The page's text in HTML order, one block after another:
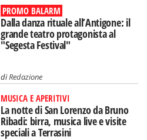
PROMO BALARM
Dalla danza rituale all’Antigone: il
grande teatro protagonista al
"Segesta Festival"
diRedazione
MUSICA E APERITIVI
La notte di San Lorenzo da Bruno
Ribadi: birra, musica live e visite
speciali a Terrasini